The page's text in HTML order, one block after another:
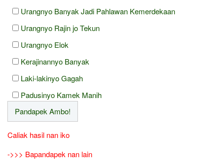
Urangnyo Banyak Jadi Pahlawan Kemerdekaan
Urangnyo Rajin jo Tekun
Urangnyo Elok
Kerajinannyo Banyak
Laki-lakinyo Gagah
Padusinyo Kamek Manih
Caliak hasil nan iko
->>> Bapandapek nan lain